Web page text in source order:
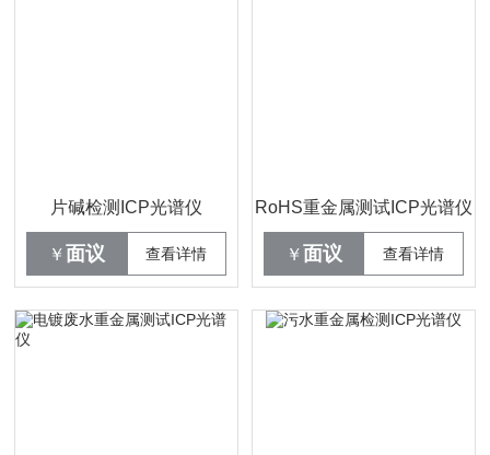
片碱检测ICP光谱仪
￥ 面议 查看详情
RoHS重金属测试ICP光谱仪
￥ 面议 查看详情